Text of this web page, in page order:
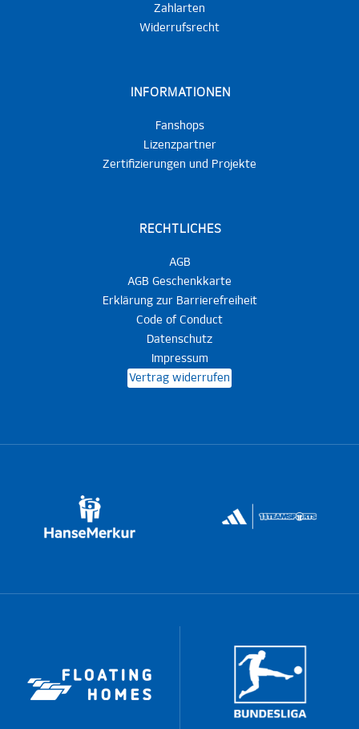
Zahlarten
Widerrufsrecht
INFORMATIONEN
Fanshops
Lizenzpartner
Zertifizierungen und Projekte
RECHTLICHES
AGB
AGB Geschenkkarte
Erklärung zur Barrierefreiheit
Code of Conduct
Datenschutz
Impressum
Vertrag widerrufen